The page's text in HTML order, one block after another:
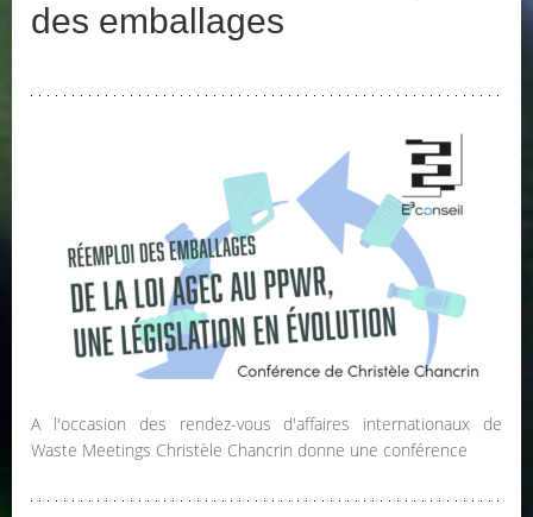
des emballages
A l'occasion des rendez-vous d'affaires internationaux de
Waste Meetings Christèle Chancrin donne une conférence